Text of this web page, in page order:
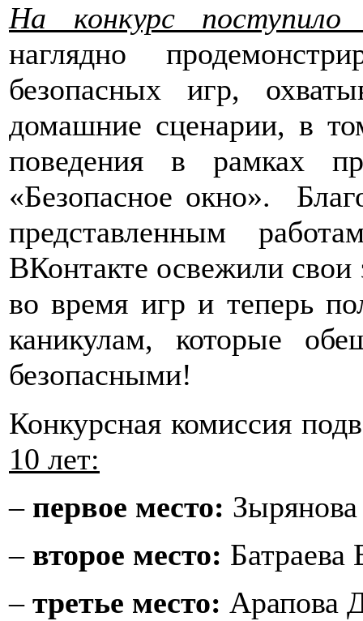
На конкурс
наглядно
безопасных игр,
домашние сценарии, в
поведения в рамках
«Безопасное окно».
представленным
ВКонтакте освежили свои
во время игр и теперь
каникулам, которые
безопасными!
Конкурсная комиссия
10 лет:
– первое место:
– второе место:
– третье место: Арапова